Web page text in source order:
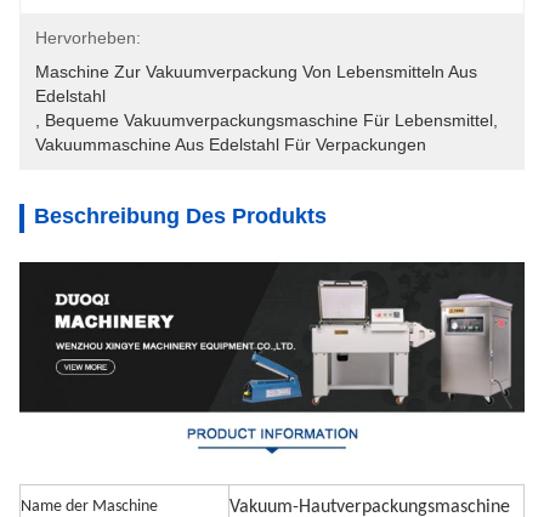
Hervorheben:
Maschine Zur Vakuumverpackung Von Lebensmitteln Aus
Edelstahl
Bequeme Vakuumverpackungsmaschine Für Lebensmittel
Vakuummaschine Aus Edelstahl Für Verpackungen
Beschreibung Des Produkts
Name der Maschine Vakuum-Hautverpackungsmaschine